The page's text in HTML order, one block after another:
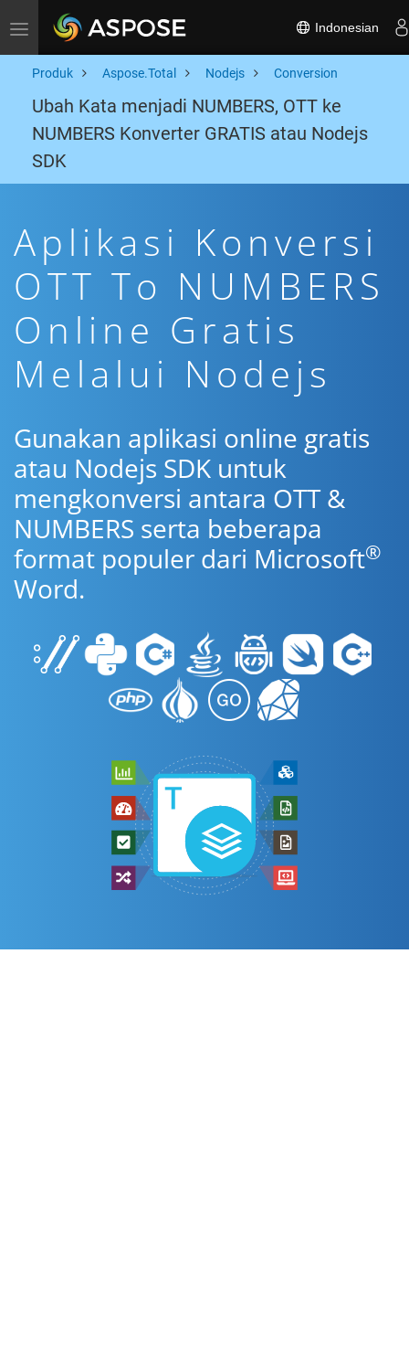
Toggle navigation Indonesian
Produk Aspose.Total Nodejs Conversion
Ubah Kata menjadi NUMBERS, OTT ke
NUMBERS Konverter GRATIS atau Nodejs
SDK
Aplikasi Konversi
OTT To NUMBERS
Online Gratis
Melalui Nodejs
Gunakan aplikasi online gratis
atau Nodejs SDK untuk
mengkonversi antara OTT &
NUMBERS serta beberapa
format populer dari Microsoft®
Word.